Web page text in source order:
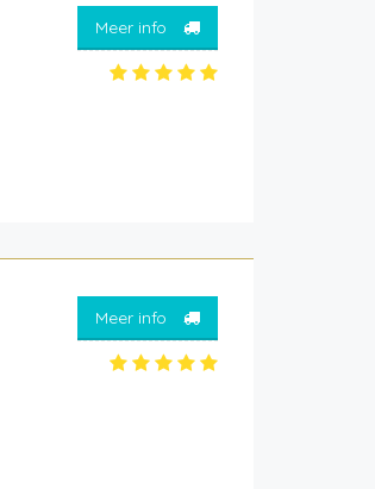
Meer info
Meer info